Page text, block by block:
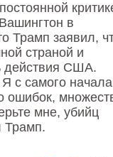
в
Трамп заявил,
страной и
действия США.
с самого
ошибок,
мне, убийц
Трамп.